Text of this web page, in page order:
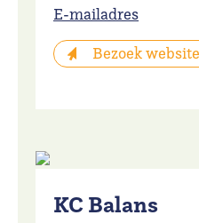
E-mailadres
Bezoek website
KC Balans